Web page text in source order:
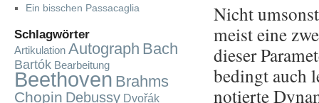
Nicht
meist eine
die­ser
be­dingt auch
no­tier­te
Ein bisschen Passacaglia
Schlagwörter
Artikulation Autograph Bach
Bartók Bearbeitung
Beethoven Brahms
Chopin Debussy Dvořák